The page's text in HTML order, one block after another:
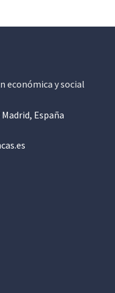
económica y social
España